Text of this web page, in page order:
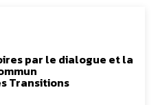
par le dialogue et la
Transitions